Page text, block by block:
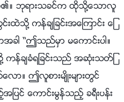
။ ဘုရားသခင္က ထိုသို႔ေသာလူ
သို႔ ကန္ခ်ျခင္းအေၾကာင္း ေျ
ခါ “ဤသည္မွာ မေကာင္းပါ။
ကန္ခ်ခံရျခင္းသည္ အဆုံးသတ္ျ
။ ဤလူစားမ်ိဳးမ်ားတြင္
ပင္ ေကာင္းမြန္သည့္ ခရီးပန္း